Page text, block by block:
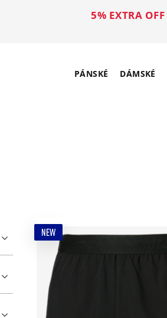
5% EXTRA OFF
PÁNSKÉ DÁMSKÉ
NEW